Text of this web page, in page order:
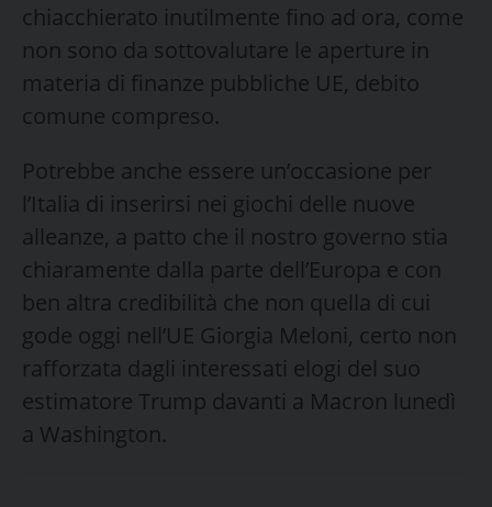
chiacchierato inutilmente fino ad ora, come
non sono da sottovalutare le aperture in
materia di finanze pubbliche UE, debito
comune compreso.
Potrebbe anche essere un’occasione per
l’Italia di inserirsi nei giochi delle nuove
alleanze, a patto che il nostro governo stia
chiaramente dalla parte dell’Europa e con
ben altra credibilità che non quella di cui
gode oggi nell’UE Giorgia Meloni, certo non
rafforzata dagli interessati elogi del suo
estimatore Trump davanti a Macron lunedì
a Washington.